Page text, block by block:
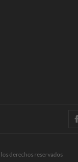
derechos reservados